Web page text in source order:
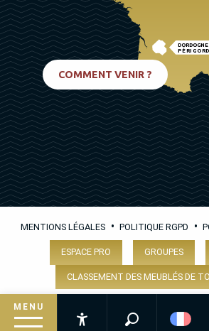
MENU
DORDOGNE
PÉRIGORD
COMMENT VENIR ?
MENTIONS LÉGALES • POLITIQUE RGPD •
ESPACE PRO GROUPES
CLASSEMENT DES MEUBLÉS DE